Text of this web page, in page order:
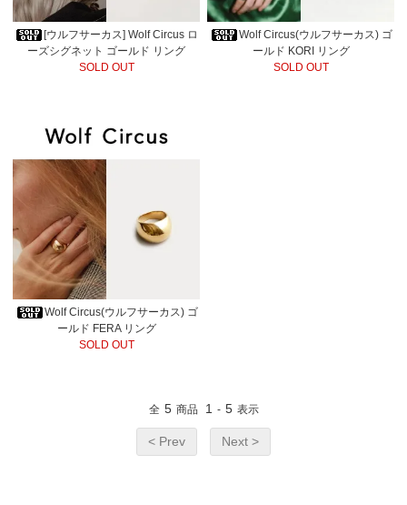
[ウルフサーカス] Wolf Circus ロ
ーズシグネット ゴールド リング
SOLD OUT
Wolf Circus(ウルフサーカス) ゴ
ールド KORI リング
SOLD OUT
Wolf Circus(ウルフサーカス) ゴ
ールド FERA リング
SOLD OUT
全 5 商品 1 - 5 表示
< Prev Next >